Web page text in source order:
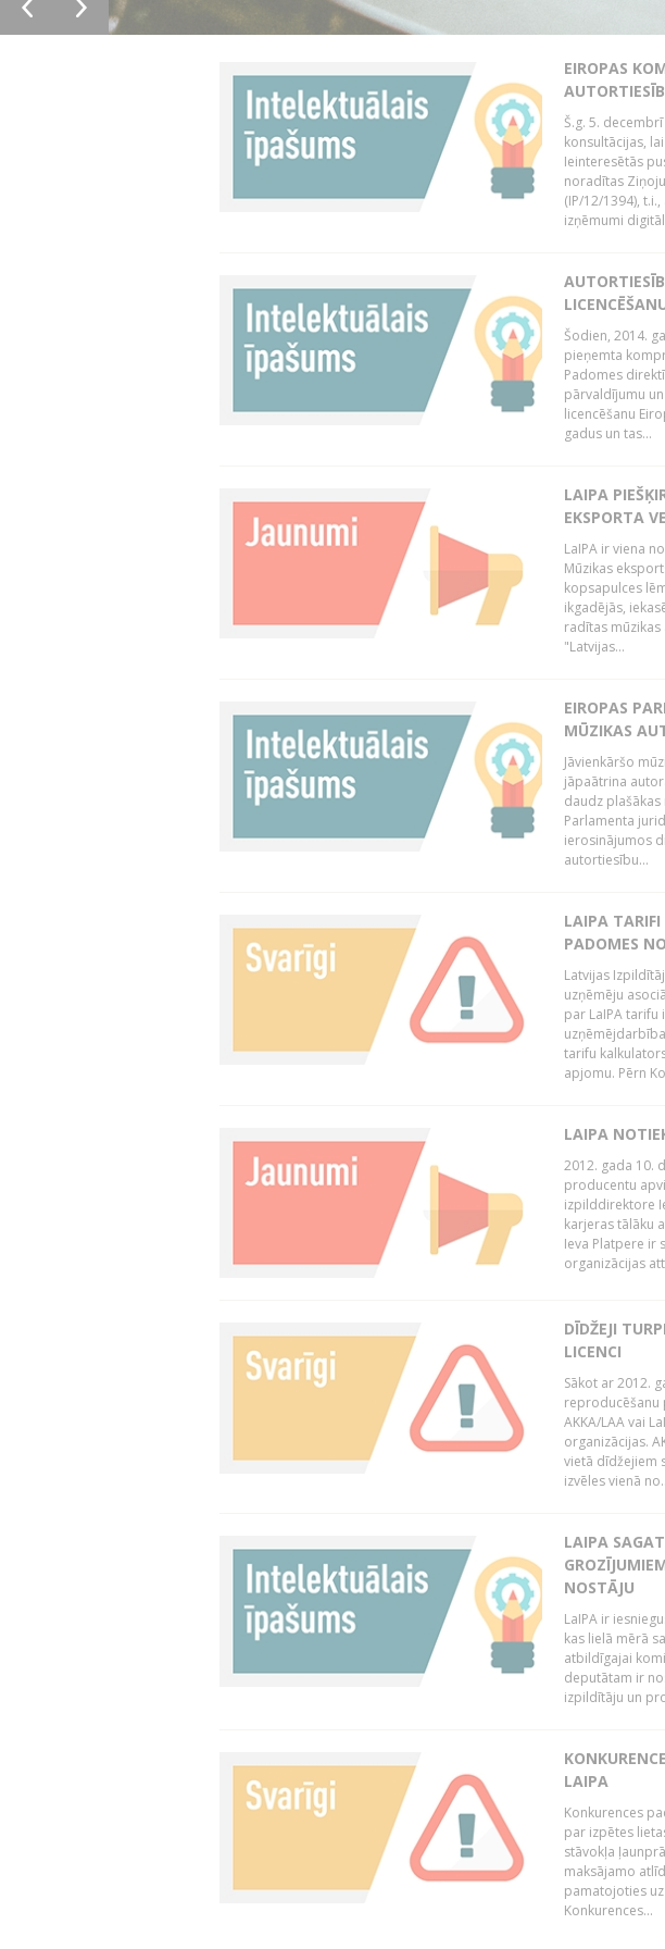
EIROPAS
Š.g. 5.
konsultācijas,
Ieinteresētās
noradītas
(IP/12/1394),
izņēmumi
Šodien, 2014.
pieņemta
Padomes
pārvaldījumu
licencēšanu
gadus un tas...
LAIPA
EKSPORTA
LaIPA ir viena
Mūzikas
kopsapulces
ikgadējās,
radītas
"Latvijas...
EIROPAS
MŪZIKAS
Jāvienkāršo
jāpaātrina
daudz
Parlamenta
ierosinājumos
autortiesību...
LAIPA TARIFI
PADOMES
Latvijas
uzņēmēju
par LaIPA
tarifu
apjomu. Pērn
LAIPA
2012. gada 10.
producentu
izpilddirektore
karjeras tālāku
Ieva Platpere ir
organizācijas
DĪDŽEJI
LICENCI
Sākot ar 2012.
reproducēšanu
AKKA/LAA vai
organizācijas.
vietā dīdžejiem
izvēles vienā
LAIPA
NOSTĀJU
LaIPA ir
kas lielā mērā
atbildīgajai
deputātam ir
izpildītāju un
LAIPA
Konkurences
par izpētes
stāvokļa
maksājamo
pamatojoties
Konkurences...